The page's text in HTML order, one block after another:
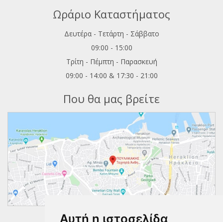
Αυτή η ιστοσελίδα
Ωράριο Καταστήματος
Δευτέρα - Τετάρτη - Σάββατο
09:00 - 15:00
Τρίτη - Πέμπτη - Παρασκευή
09:00 - 14:00 & 17:30 - 21:00
Που θα μας βρείτε